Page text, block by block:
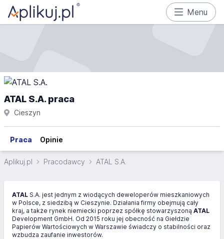
Menu
ATAL S.A. praca
Cieszyn
Praca Opinie
Aplikuj.pl Pracodawcy ATAL S.A.
ATAL S.A. jest jednym z wiodących deweloperów mieszkaniowych
w Polsce, z siedzibą w Cieszynie. Działania firmy obejmują cały
kraj, a także rynek niemiecki poprzez spółkę stowarzyszoną ATAL
Development GmbH. Od 2015 roku jej obecność na Giełdzie
Papierów Wartościowych w Warszawie świadczy o stabilności oraz
wzbudza zaufanie inwestorów.